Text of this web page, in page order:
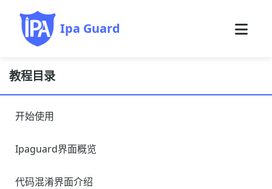
Ipa Guard
教程目录
开始使用
Ipaguard界面概览
代码混淆界面介绍